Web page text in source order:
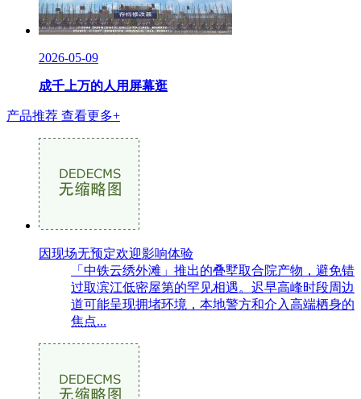
2026-05-09
成千上万的人用屏幕逛
产品推荐 查看更多+
因现场无预定欢迎影响体验
「中铁云绣外滩」推出的叠墅取合院产物，避免错
过取滨江低密屋第的罕见相遇。迟早高峰时段周边
道可能呈现拥堵环境，本地警方和介入高端栖身的
焦点...